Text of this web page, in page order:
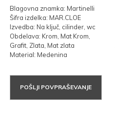
Blagovna znamka: Martinelli
Šifra izdelka: MAR.CLOE
Izvedba: Na ključ, cilinder, wc
Obdelava: Krom, Mat Krom,
Grafit, Zlata, Mat zlata
Material: Medenina
POŠLJI POVPRAŠEVANJE